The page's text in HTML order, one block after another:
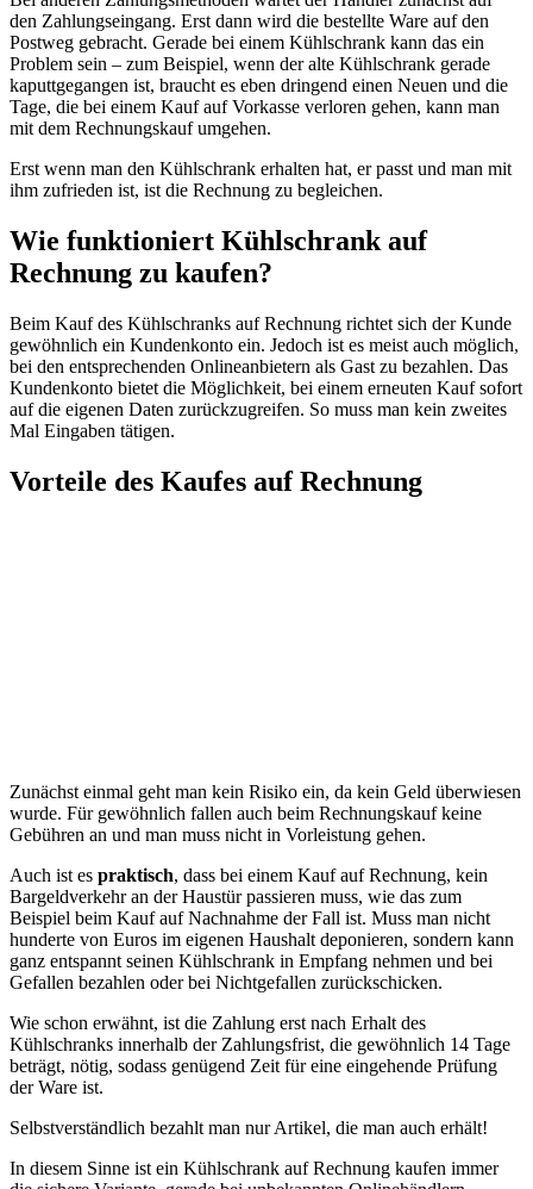
den Zahlungseingang. Erst dann wird die bestellte Ware auf den
Postweg gebracht. Gerade bei einem Kühlschrank kann das ein
Problem sein – zum Beispiel, wenn der alte Kühlschrank gerade
kaputtgegangen ist, braucht es eben dringend einen Neuen und die
Tage, die bei einem Kauf auf Vorkasse verloren gehen, kann man
mit dem Rechnungskauf umgehen.
Erst wenn man den Kühlschrank erhalten hat, er passt und man mit
ihm zufrieden ist, ist die Rechnung zu begleichen.
Wie funktioniert Kühlschrank auf
Rechnung zu kaufen?
Beim Kauf des Kühlschranks auf Rechnung richtet sich der Kunde
gewöhnlich ein Kundenkonto ein. Jedoch ist es meist auch möglich,
bei den entsprechenden Onlineanbietern als Gast zu bezahlen. Das
Kundenkonto bietet die Möglichkeit, bei einem erneuten Kauf sofort
auf die eigenen Daten zurückzugreifen. So muss man kein zweites
Mal Eingaben tätigen.
Vorteile des Kaufes auf Rechnung
Zunächst einmal geht man kein Risiko ein, da kein Geld überwiesen
wurde. Für gewöhnlich fallen auch beim Rechnungskauf keine
Gebühren an und man muss nicht in Vorleistung gehen.
Auch ist es praktisch, dass bei einem Kauf auf Rechnung, kein
Bargeldverkehr an der Haustür passieren muss, wie das zum
Beispiel beim Kauf auf Nachnahme der Fall ist. Muss man nicht
hunderte von Euros im eigenen Haushalt deponieren, sondern kann
ganz entspannt seinen Kühlschrank in Empfang nehmen und bei
Gefallen bezahlen oder bei Nichtgefallen zurückschicken.
Wie schon erwähnt, ist die Zahlung erst nach Erhalt des
Kühlschranks innerhalb der Zahlungsfrist, die gewöhnlich 14 Tage
beträgt, nötig, sodass genügend Zeit für eine eingehende Prüfung
der Ware ist.
Selbstverständlich bezahlt man nur Artikel, die man auch erhält!
In diesem Sinne ist ein Kühlschrank auf Rechnung kaufen immer